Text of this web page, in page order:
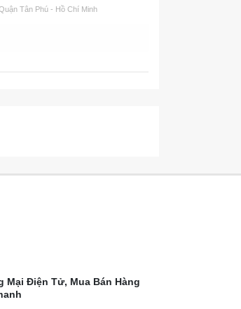
Tân Phú - Hồ Chí Minh
Mại Điện Tử, Mua Bán Hàng